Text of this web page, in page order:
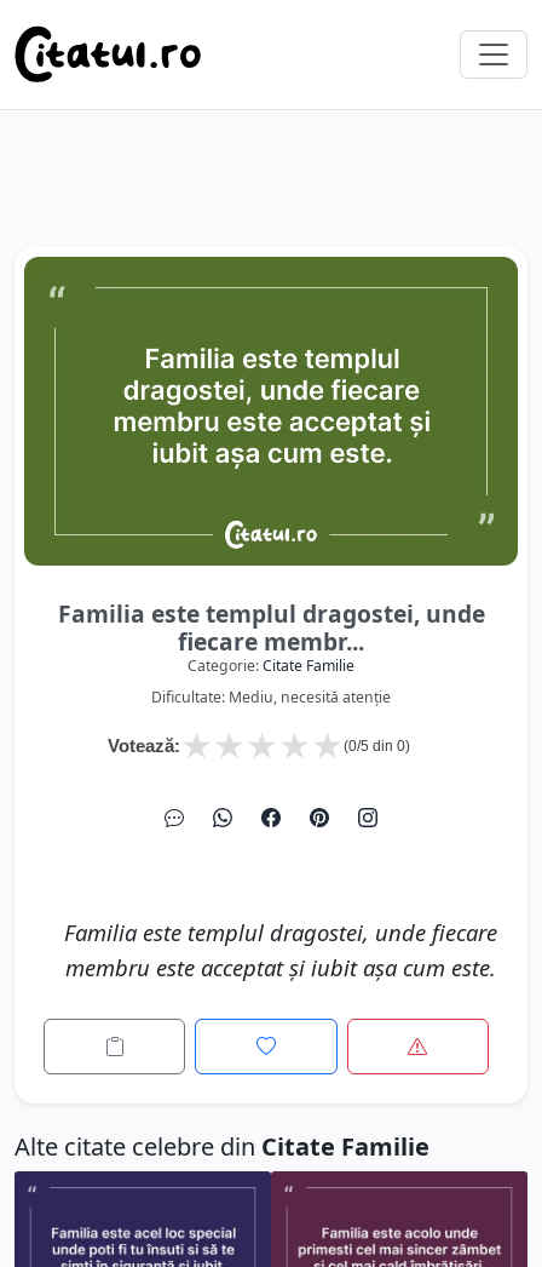
Familia este templul dragostei, unde
fiecare membr...
Categorie:Citate Familie
Dificultate: Mediu, necesită atenție
Votează: ★
★
★
★
★ (0/5 din 0)
Familia este templul dragostei, unde fiecare
membru este acceptat și iubit așa cum este.
Alte citate celebre din Citate Familie